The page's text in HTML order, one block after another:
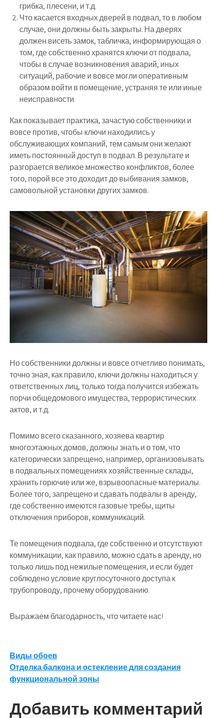
грибка, плесени, и т.д.
Что касается входных дверей в подвал, то в любом
случае, они должны быть закрыты. На дверях
должен висеть замок, табличка, информирующая о
том, где собственно хранятся ключи от подвала,
чтобы в случае возникновения аварий, иных
ситуаций, рабочие и вовсе могли оперативным
образом войти в помещение, устраняя те или иные
неисправности.
Как показывает практика, зачастую собственники и
вовсе против, чтобы ключи находились у
обслуживающих компаний, тем самым они желают
иметь постоянный доступ в подвал. В результате и
разгорается великое множество конфликтов, более
того, порой все это доходит до выбивания замков,
самовольной установки других замков.
Но собственники должны и вовсе отчетливо понимать,
точно зная, как правило, ключи должны находиться у
ответственных лиц, только тогда получится избежать
порчи общедомового имущества, террористических
актов, и т.д.
Помимо всего сказанного, хозяева квартир
многоэтажных домов, должны знать и о том, что
категорически запрещено, например, организовывать
в подвальных помещениях хозяйственные склады,
хранить горючие или же, взрывоопасные материалы.
Более того, запрещено и сдавать подвалы в аренду,
где собственно имеются газовые требы, щиты
отключения приборов, коммуникаций.
Те помещения подвала, где собственно и отсутствуют
коммуникации, как правило, можно сдать в аренду, но
только лишь под нежилые помещения, и если будет
соблюдено условие круглосуточного доступа к
трубопроводу, прочему оборудованию.
Выражаем благодарность, что читаете нас!
Навигация
по
Виды обоев
Отделка балкона и остекление для создания
функциональной зоны
Добавить комментарий